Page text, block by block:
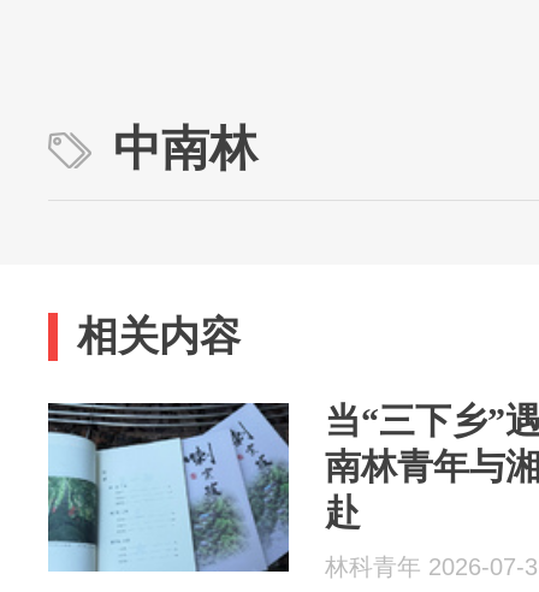
中南林
相关内容
当“三下乡”
南林青年与
赴
林科青年 2026-07-